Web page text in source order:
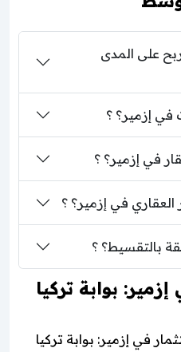
على المدى
في إزمير؟ ؟
في إزمير؟ ؟
في إزمير؟ ؟
بالتقسيط؟ ؟
بوابة تركيا
في إزمير: بوابة تركيا